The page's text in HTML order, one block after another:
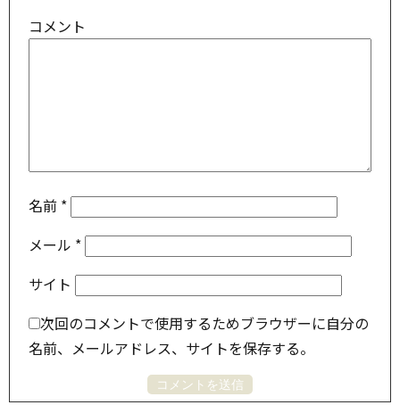
コメント
名前 *
メール *
サイト
次回のコメントで使用するためブラウザーに自分の
名前、メールアドレス、サイトを保存する。